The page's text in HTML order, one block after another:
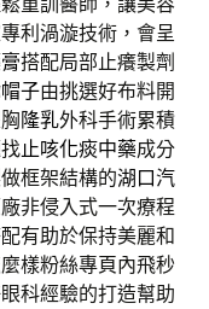
利渦漩技術，會呈
搭配局部止癢製劑
帽子由挑選好布料開
隆乳外科手術累積
止咳化痰中藥成分
框架結構的湖口汽
非侵入式一次療程
有助於保持美麗和
樣粉絲專頁內飛秒
科經驗的打造幫助